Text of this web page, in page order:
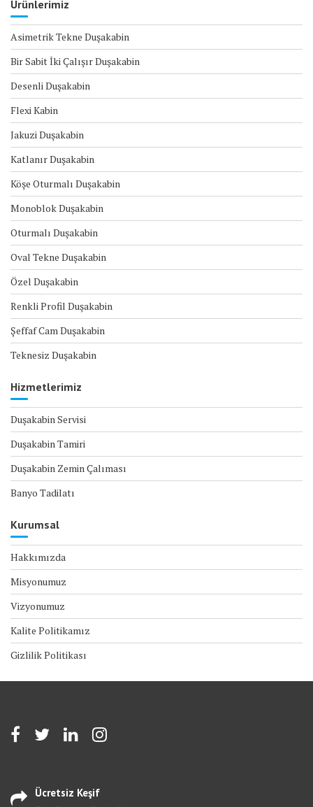
Ürünlerimiz
Asimetrik Tekne Duşakabin
Bir Sabit İki Çalışır Duşakabin
Desenli Duşakabin
Flexi Kabin
Jakuzi Duşakabin
Katlanır Duşakabin
Köşe Oturmalı Duşakabin
Monoblok Duşakabin
Oturmalı Duşakabin
Oval Tekne Duşakabin
Özel Duşakabin
Renkli Profil Duşakabin
Şeffaf Cam Duşakabin
Teknesiz Duşakabin
Hizmetlerimiz
Duşakabin Servisi
Duşakabin Tamiri
Duşakabin Zemin Çalıması
Banyo Tadilatı
Kurumsal
Hakkımızda
Misyonumuz
Vizyonumuz
Kalite Politikamız
Gizlilik Politikası
Ücretsiz Keşif